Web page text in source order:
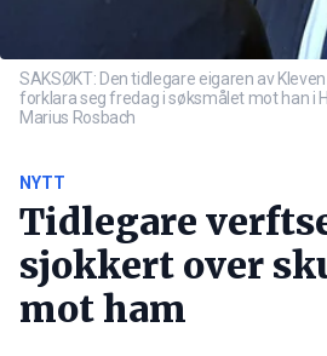
SAKSØKT: Den tidlegare eigaren av
forklara seg fredag i søksmålet mot han i
Marius Rosbach
NYTT
Tidlegare
sjokkert over
mot ham